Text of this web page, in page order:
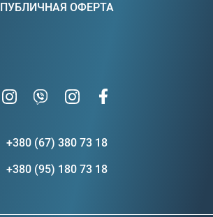
ПУБЛИЧНАЯ ОФЕРТА
+380 (67) 380 73 18
+380 (95) 180 73 18